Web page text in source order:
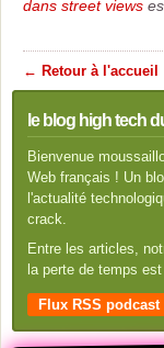
dans street views
← Retour à l'accueil
le blog high tech
Bienvenue
Web français ! Un
l'actualité
crack.
Entre les articles,
la perte de temps
Flux RSS podcast